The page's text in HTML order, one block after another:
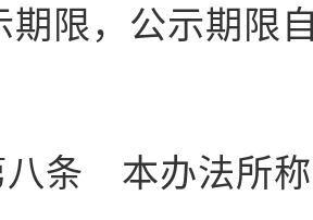
期限，公示期限
条 本办法所称